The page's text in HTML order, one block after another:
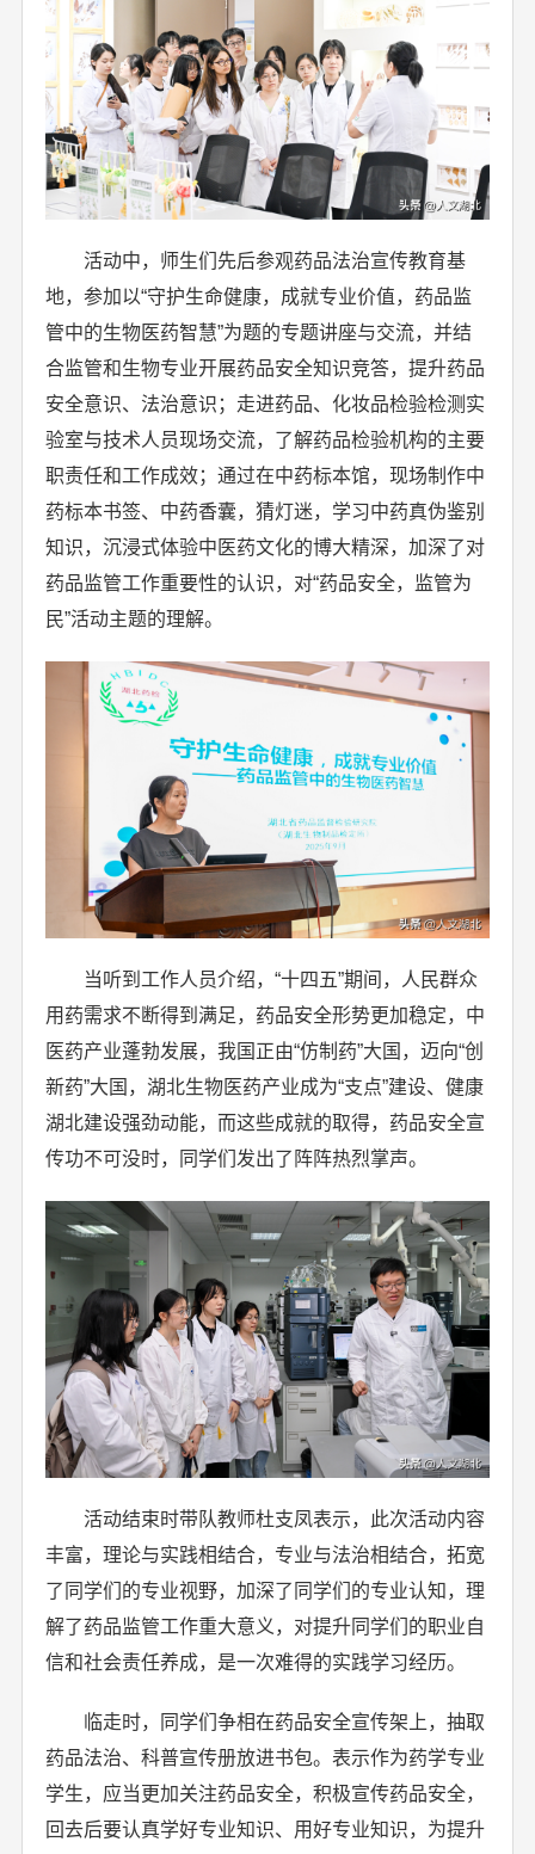
活动中，师生们先后参观药品法治宣传教育基
地，参加以“守护生命健康，成就专业价值，药品监
管中的生物医药智慧”为题的专题讲座与交流，并结
合监管和生物专业开展药品安全知识竞答，提升药品
安全意识、法治意识；走进药品、化妆品检验检测实
验室与技术人员现场交流，了解药品检验机构的主要
职责任和工作成效；通过在中药标本馆，现场制作中
药标本书签、中药香囊，猜灯迷，学习中药真伪鉴别
知识，沉浸式体验中医药文化的博大精深，加深了对
药品监管工作重要性的认识，对“药品安全，监管为
民”活动主题的理解。
当听到工作人员介绍，“十四五”期间，人民群众
用药需求不断得到满足，药品安全形势更加稳定，中
医药产业蓬勃发展，我国正由“仿制药”大国，迈向“创
新药”大国，湖北生物医药产业成为“支点”建设、健康
湖北建设强劲动能，而这些成就的取得，药品安全宣
传功不可没时，同学们发出了阵阵热烈掌声。
活动结束时带队教师杜支凤表示，此次活动内容
丰富，理论与实践相结合，专业与法治相结合，拓宽
了同学们的专业视野，加深了同学们的专业认知，理
解了药品监管工作重大意义，对提升同学们的职业自
信和社会责任养成，是一次难得的实践学习经历。
临走时，同学们争相在药品安全宣传架上，抽取
药品法治、科普宣传册放进书包。表示作为药学专业
学生，应当更加关注药品安全，积极宣传药品安全，
回去后要认真学好专业知识、用好专业知识，为提升